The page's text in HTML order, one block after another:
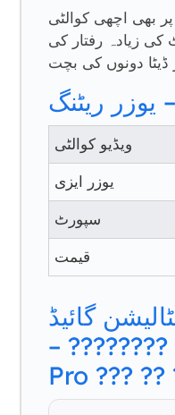
بھی اچھی کوالٹی
کی زیادہ رفتار کی
یوزر ریٹنگ
ویڈیو کوالٹی
یوزر ایزی
سپورٹ
قیمت
گائیڈ
–
Pro ??? ??